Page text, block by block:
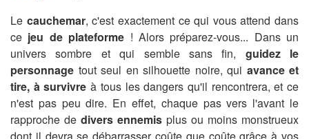
Le cauchemar, c'est exactement ce qui vous attend dans
ce jeu de plateforme ! Alors préparez-vous... Dans un
univers sombre et qui semble sans fin, guidez le
personnage tout seul en silhouette noire, qui avance et
tire, à survivre à tous les dangers qu'il rencontrera, et ce
n'est pas peu dire. En effet, chaque pas vers l'avant le
rapproche de divers ennemis plus ou moins monstrueux